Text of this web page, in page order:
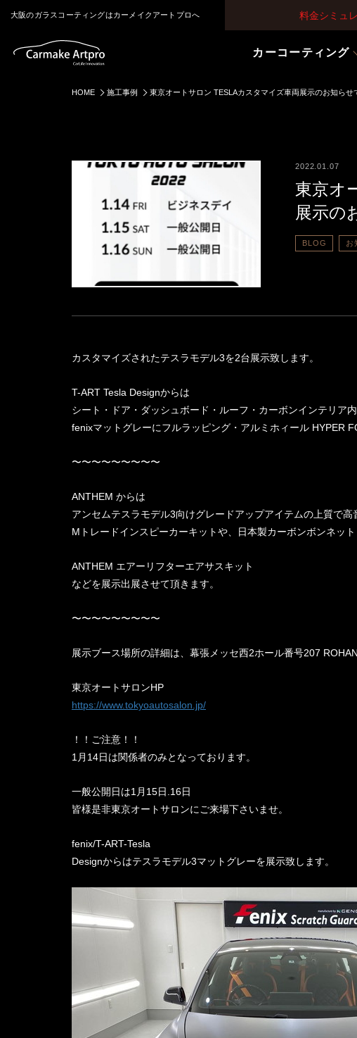
大阪のガラスコーティングはカーメイクアートプロへ 料金シミュ
カーコーティング
HOME 施工事例 東京オートサロン TESLAカスタマイズ車両展示のお知らせ
2022.01.07
東京オ
展示の
BLOG お
カスタマイズされたテスラモデル3を2台展示致します。
T-ART Tesla Designからは
シート・ドア・ダッシュボード・ルーフ・カーボンインテリア
fenixマットグレーにフルラッピング・アルミホィール HYPER
〜〜〜〜〜〜〜〜〜
ANTHEM からは
アンセムテスラモデル3向けグレードアップアイテムの上質で
Mトレードインスピーカーキットや、日本製カーボンボンネッ
ANTHEM エアーリフターエアサスキット
などを展示出展させて頂きます。
〜〜〜〜〜〜〜〜〜
展示ブース場所の詳細は、幕張メッセ西2ホール番号207
東京オートサロンHP
https://www.tokyoautosalon.jp/
！！ご注意！！
1月14日は関係者のみとなっております。
一般公開日は1月15日.16日
皆様是非東京オートサロンにご来場下さいませ。
fenix/T-ART-Tesla
Designからはテスラモデル3マットグレーを展示致します。